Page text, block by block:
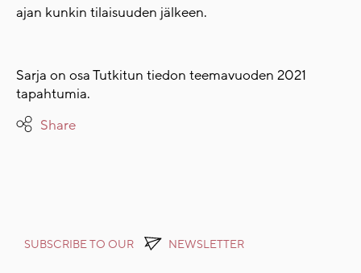
ajan kunkin tilaisuuden jälkeen.
Sarja on osa Tutkitun tiedon teemavuoden 2021
tapahtumia.
Share
SUBSCRIBE TO OUR NEWSLETTER